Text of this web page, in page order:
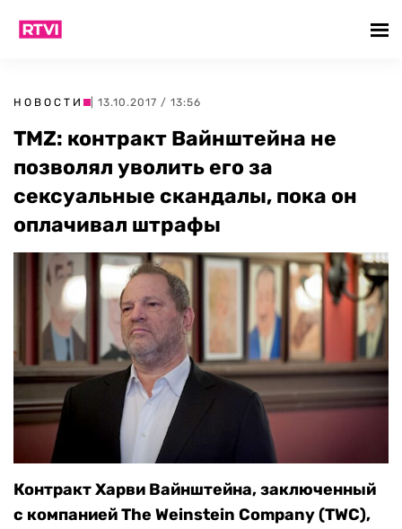
НОВОСТИ | 13.10.2017 / 13:56
TMZ: контракт Вайнштейна не
позволял уволить его за
сексуальные скандалы, пока он
оплачивал штрафы
Контракт Харви Вайнштейна, заключенный
с компанией The Weinstein Company (TWC),